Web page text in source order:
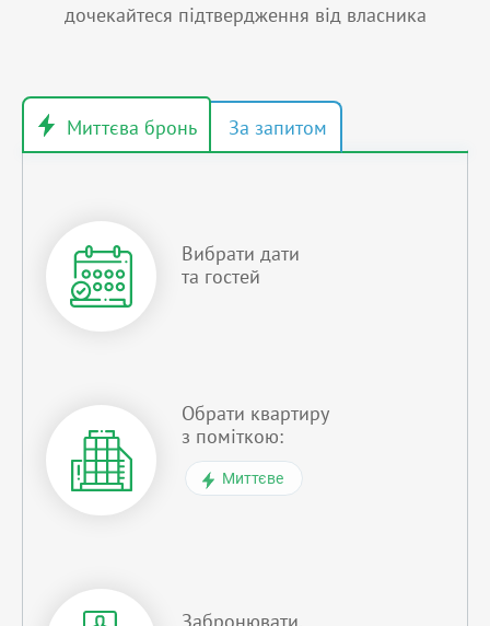
дочекайтеся підтвердження від власника
Вибрати дати
та гостей
Обрати квартиру
з поміткою:
Миттєве